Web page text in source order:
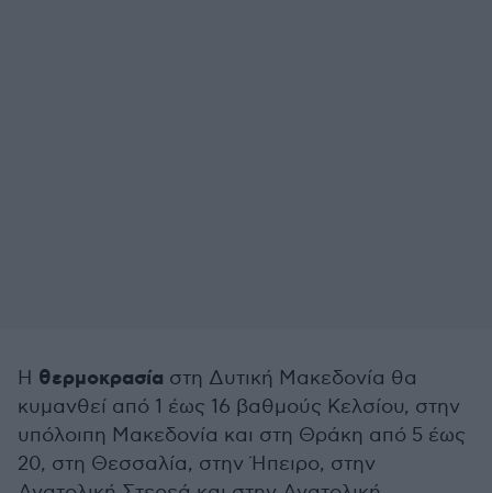
Η θερμοκρασία στη Δυτική Μακεδονία θα
κυμανθεί από 1 έως 16 βαθμούς Κελσίου, στην
υπόλοιπη Μακεδονία και στη Θράκη από 5 έως
20, στη Θεσσαλία, στην Ήπειρο, στην